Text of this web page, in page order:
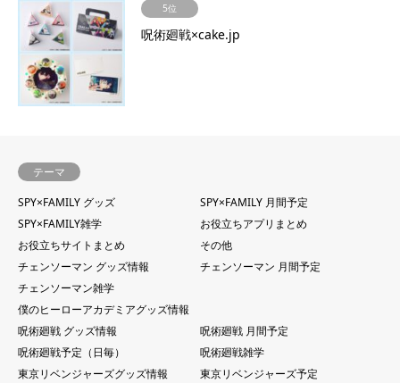
5位
呪術廻戦×cake.jp
テーマ
SPY×FAMILY グッズ
SPY×FAMILY 月間予定
SPY×FAMILY雑学
お役立ちアプリまとめ
お役立ちサイトまとめ
その他
チェンソーマン グッズ情報
チェンソーマン 月間予定
チェンソーマン雑学
僕のヒーローアカデミアグッズ情報
呪術廻戦 グッズ情報
呪術廻戦 月間予定
呪術廻戦予定（日毎）
呪術廻戦雑学
東京リベンジャーズグッズ情報
東京リベンジャーズ予定